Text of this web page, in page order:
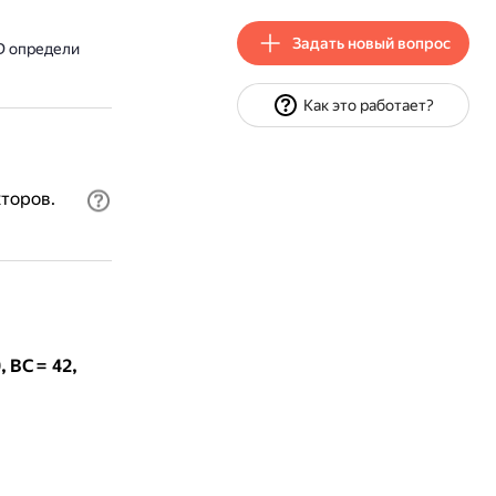
определи
BC = 42,
Задать новый вопрос
Как это работает?